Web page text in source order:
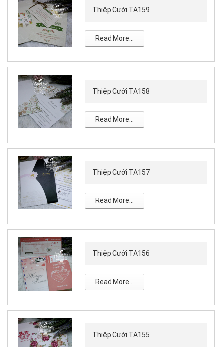
Thiệp Cưới TA159
Read More...
Thiệp Cưới TA158
Read More...
Thiệp Cưới TA157
Read More...
Thiệp Cưới TA156
Read More...
Thiệp Cưới TA155